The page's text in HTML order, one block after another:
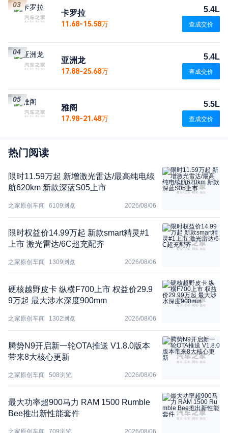
卡罗拉
11.68-15.58万
5.4L
查成交价
03
亚洲龙
17.88-25.68万
5.4L
查成交价
04
雅阁
17.98-21.48万
5.5L
查成交价
05
热门阅读
限时11.59万起 新增激光雷达/最高纯电续
航620km 新款深蓝S05上市
之家原创车闻 6109浏览 2026/08/06
限时权益价14.99万起 新款smart精灵#1
上市 激光雷达/6C超充配齐
之家原创车闻 1309浏览 2026/08/06
硬核越野皮卡 纵横F700上市 权益价29.9
9万起 最大涉水深度900mm
之家原创车闻 1302浏览 2026/08/06
腾势N9开启新一轮OTA推送 V1.8.0版本
带来8大核心更新
之家原创车闻 508浏览 2026/08/06
最大功率超900马力 RAM 1500 Rumble
Bee推出新性能套件
之家原创车闻 709浏览 2026/08/06